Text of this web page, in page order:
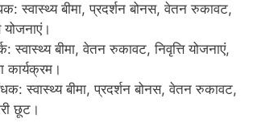
स्वास्थ्य बीमा, प्रदर्शन बोनस, वेतन रुकावट,
योजनाएं।
स्वास्थ्य बीमा, वेतन रुकावट, निवृत्ति योजनाएं,
कार्यक्रम।
स्वास्थ्य बीमा, प्रदर्शन बोनस, वेतन रुकावट,
छूट।